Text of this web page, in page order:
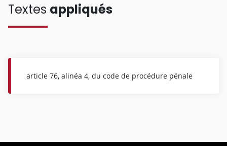
Textes appliqués
article 76, alinéa 4, du code de procédure pénale